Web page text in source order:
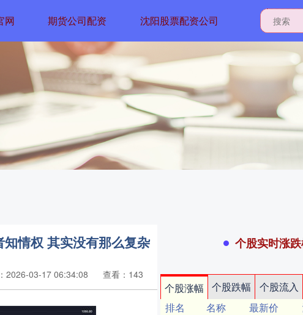
网 期货公司配资 沈阳股票配资公司
情权 其实没有那么复杂
2026-03-17 06:34:08 查看：143
个股实时涨
个股涨幅 个股跌幅 个股流入
排名
名称 最新价